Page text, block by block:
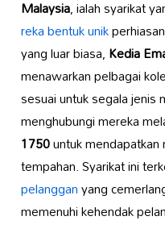
Malaysia, ialah syarikat
reka bentuk unik
yang luar biasa,Kedia
menawarkan pelbagai
sesuai untuk segala jenis
menghubungi mereka
1750untuk mendapatkan
tempahan. Syarikat ini
pelangganyang
memenuhi kehendak